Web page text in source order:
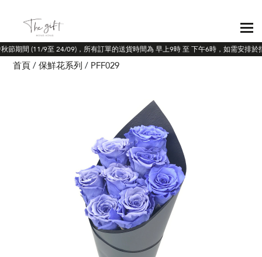
節期間 (11/9至 24/09)，所有訂單的送貨時間為 早上9時 至 下午6時，如需安排於
首頁 保鮮花系列 PFF029